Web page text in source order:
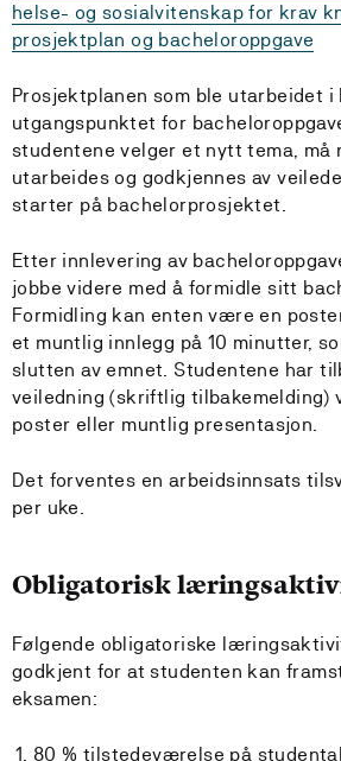
helse- og sosialvitenskap for krav
prosjektplan og bacheloroppgave
Prosjektplanen som ble utarbeidet i
utgangspunktet for
studentene velger et nytt tema, må
utarbeides og godkjennes av
starter på bachelorprosjektet.
Etter innlevering av
jobbe videre med å formidle sitt
Formidling kan enten være en
et muntlig innlegg på 10 minutter,
slutten av emnet. Studentene har
veiledning (skriftlig tilbakemelding)
poster eller muntlig presentasjon.
Det forventes en arbeidsinnsats
per uke.
Obligatorisk
Følgende obligatoriske
godkjent for at studenten kan
eksamen:
80 % tilstedeværelse på